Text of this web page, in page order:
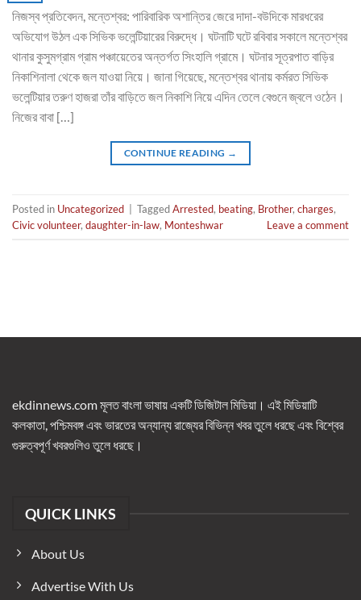
নিজস্ব প্রতিবেদন, মন্তেশ্বর: পারিবারিক অশান্তির জেরে দাদা-বউদিকে মারধরের
অভিযোগ উঠল এক সিভিক ভলেন্টিয়ারের বিরুদ্ধে। ঘটনাটি ঘটে রবিবার সকালে মন্তেশ্বর
থানার কুসুমগ্রাম গ্রাম পঞ্চায়েতের অন্তর্গত সিংহালি গ্রামে। ঘটনার সূত্রপাত বাড়ির
নিকাশিনালা থেকে জল যাওয়া নিয়ে। জানা গিয়েছে, মন্তেশ্বর থানায় কর্মরত সিভিক
ভলেন্টিয়ার তরুণ হাজরা তাঁর বাড়িতে জল নিকাশি নিয়ে এদিন তেলে বেগুনে জ্বলে ওঠেন।
নিজের বাবা […]
CONTINUE READING →
Posted in Uncategorized TaggedArrested, beating, Brother, charges,
Civic volunteer, daughter-in-law, Monteshwar Leave a comment
ekdinnews.com মূলত বাংলা ভাষায় একটি ডিজিটাল মিডিয়া। এই মিডিয়াটি
কলকাতা, পশ্চিমবঙ্গ এবং ভারতের অন্যান্য রাজ্যের বিভিন্ন খবর তুলে ধরছে এবং বিশ্বের
গুরুত্বপূর্ণ খবরগুলিও তুলে ধরছে।
QUICK LINKS
About Us
Advertise With Us